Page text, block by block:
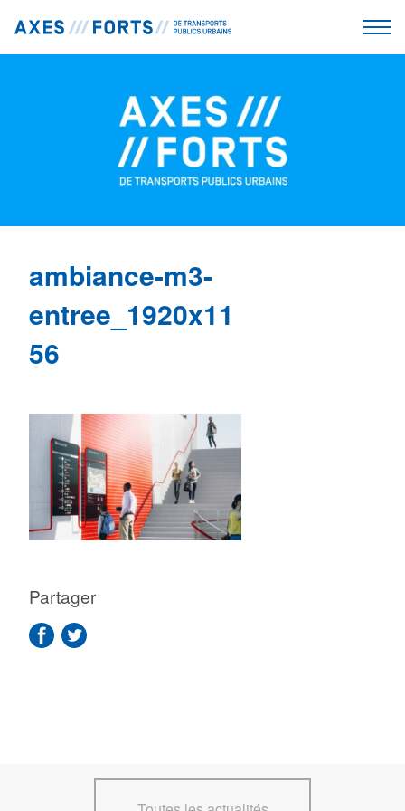
ambiance-m3-
entree_1920x11
56
Partager